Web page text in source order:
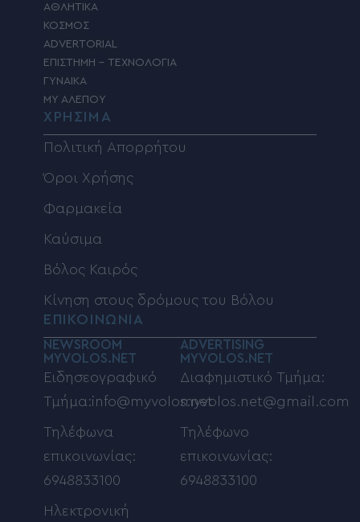
ΑΘΛΗΤΙΚΑ
ΚΟΣΜΟΣ
ADVERTORIAL
ΕΠΙΣΤΗΜΗ – ΤΕΧΝΟΛΟΓΙΑ
ΓΥΝΑΙΚΑ
MY ΑΛΕΠΟΥ
ΧΡΗΣΙΜΑ
Πολιτική Απορρήτου
Όροι Χρήσης
Φαρμακεία
Καύσιμα
Βόλος Καιρός
Κίνηση στους δρόμους του Βόλου
ΕΠΙΚΟΙΝΩΝΙΑ
NEWSROOM
MYVOLOS.NET
Ειδησεογραφικό
Τμήμα:info@myvolos.net
Τηλέφωνα
επικοινωνίας:
6948833100
Ηλεκτρονική
ADVERTISING
MYVOLOS.NET
Διαφημιστικό Τμήμα:
myvolos.net@gmail.com
Τηλέφωνο
επικοινωνίας:
6948833100